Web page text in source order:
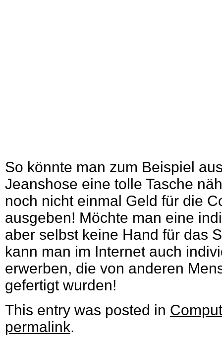
So könnte man zum Beispiel
Jeanshose eine tolle Tasche
noch nicht einmal Geld für die
ausgeben! Möchte man eine
aber selbst keine Hand für das
kann man im Internet auch
erwerben, die von anderen
gefertigt wurden!
This entry was posted in
permalink.